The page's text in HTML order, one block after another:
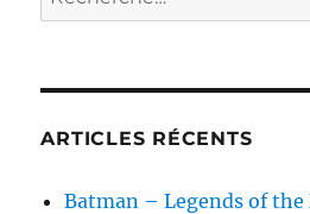
pour :
ARTICLES RÉCENTS
Batman – Legends of